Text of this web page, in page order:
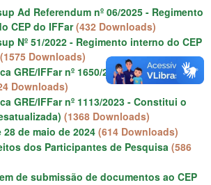
Ad Referendum nº 06/2025 - Regimento
CEP do IFFar (432 Downloads)
Nº 51/2022 - Regimento interno do CEP
(1575 Downloads)
GRE/IFFar nº 1650/2025 - Reconstitui o
Downloads)
GRE/IFFar nº 1113/2023 - Constitui o
(1368 Downloads)
28 de maio de 2024 (614 Downloads)
dos Participantes de Pesquisa (586
de submissão de documentos ao CEP